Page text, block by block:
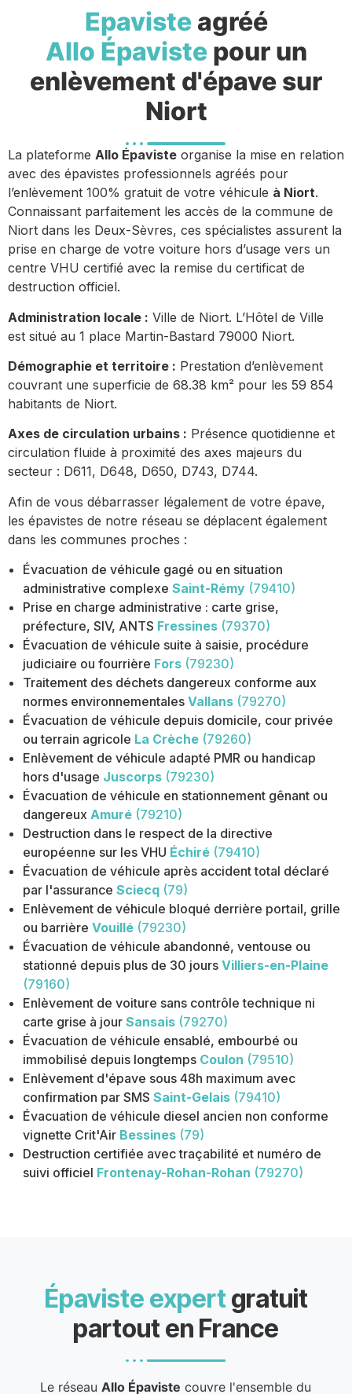
Epavisteagréé
Allo Épavistepour un
enlèvement d'épave sur
Niort
La plateforme Allo Épaviste organise la mise en relation
avec des épavistes professionnels agréés pour
l’enlèvement 100% gratuit de votre véhicule à Niort.
Connaissant parfaitement les accès de la commune de
Niort dans les Deux-Sèvres, ces spécialistes assurent la
prise en charge de votre voiture hors d’usage vers un
centre VHU certifié avec la remise du certificat de
destruction officiel.
Administration locale : Ville de Niort. L’Hôtel de Ville
est situé au 1 place Martin-Bastard 79000 Niort.
Démographie et territoire : Prestation d’enlèvement
couvrant une superficie de 68.38 km² pour les 59 854
habitants de Niort.
Axes de circulation urbains : Présence quotidienne et
circulation fluide à proximité des axes majeurs du
secteur : D611, D648, D650, D743, D744.
Afin de vous débarrasser légalement de votre épave,
les épavistes de notre réseau se déplacent également
dans les communes proches :
Évacuation de véhicule gagé ou en situation
administrative complexe Saint-Rémy (79410)
Prise en charge administrative : carte grise,
préfecture, SIV, ANTS Fressines (79370)
Évacuation de véhicule suite à saisie, procédure
judiciaire ou fourrière Fors (79230)
Traitement des déchets dangereux conforme aux
normes environnementales Vallans (79270)
Évacuation de véhicule depuis domicile, cour privée
ou terrain agricole La Crèche (79260)
Enlèvement de véhicule adapté PMR ou handicap
hors d'usage Juscorps (79230)
Évacuation de véhicule en stationnement gênant ou
dangereux Amuré (79210)
Destruction dans le respect de la directive
européenne sur les VHU Échiré (79410)
Évacuation de véhicule après accident total déclaré
par l'assurance Sciecq (79)
Enlèvement de véhicule bloqué derrière portail, grille
ou barrière Vouillé (79230)
Évacuation de véhicule abandonné, ventouse ou
stationné depuis plus de 30 jours Villiers-en-Plaine
(79160)
Enlèvement de voiture sans contrôle technique ni
carte grise à jour Sansais (79270)
Évacuation de véhicule ensablé, embourbé ou
immobilisé depuis longtemps Coulon (79510)
Enlèvement d'épave sous 48h maximum avec
confirmation par SMS Saint-Gelais (79410)
Évacuation de véhicule diesel ancien non conforme
vignette Crit'Air Bessines (79)
Destruction certifiée avec traçabilité et numéro de
suivi officiel Frontenay-Rohan-Rohan (79270)
Épaviste expertgratuit
partout en France
Le réseauAllo Épaviste couvre l'ensemble du